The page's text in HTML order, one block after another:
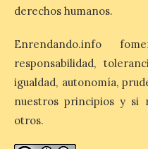
sábado 8 de agosto a las
comunicador astorgano
Matilla, […]
La I Feria de la
Artesana de
derechos humanos.
Enrendando.info
responsabilidad,
igualdad, autonomía,
nuestros principios y si
otros.